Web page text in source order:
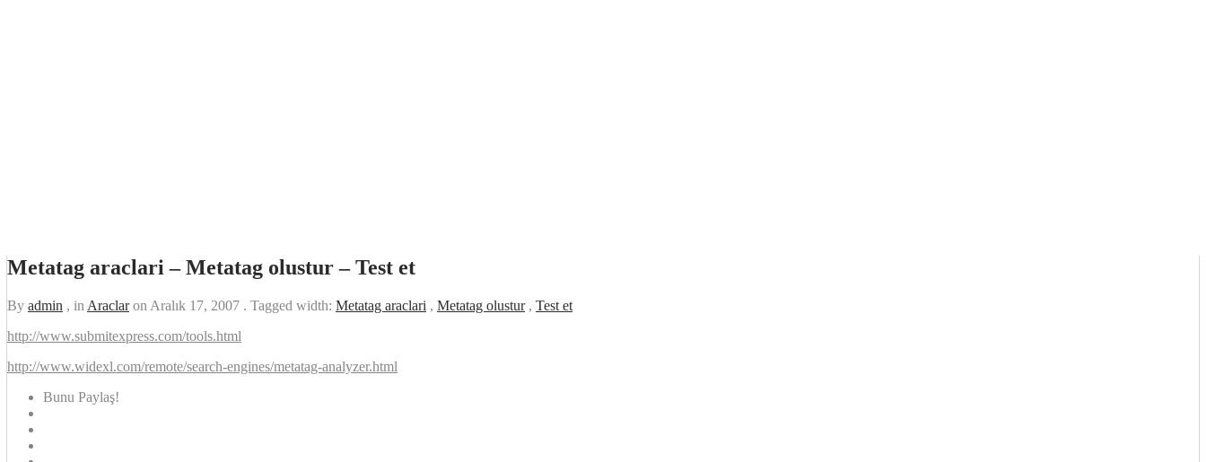
Metatag araclari – Metatag olustur – Test et
By admin , in Araclaron Aralık 17, 2007 . Tagged width: Metatag araclari , Metatag olustur, Test et
http://www.submitexpress.com/tools.html
http://www.widexl.com/remote/search-engines/metatag-analyzer.html
Bunu Paylaş!